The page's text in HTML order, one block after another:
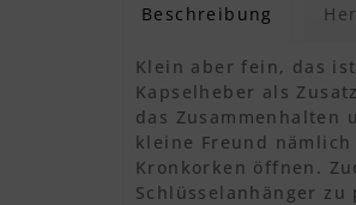
Beschreibung
Klein aber fein, das
Kapselheber als
das Zusammenhalten
kleine Freund
Kronkorken öffnen.
Schlüsselanhänger zu